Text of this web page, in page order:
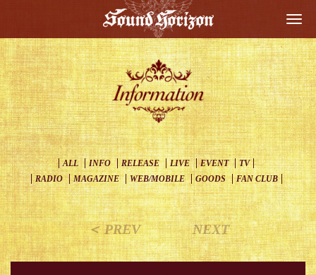
ALL INFO RELEASE LIVE EVENT
TV
RADIO
MAGAZINE WEB/MOBILE GOODS FAN CLUB
＜ PREV NEXT